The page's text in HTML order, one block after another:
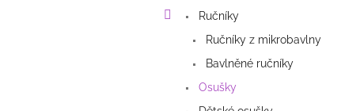
Ručníky
Ručníky z mikrobavlny
Bavlněné ručníky
Osušky